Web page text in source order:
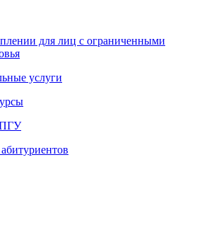
для лиц с ограниченными
услуги